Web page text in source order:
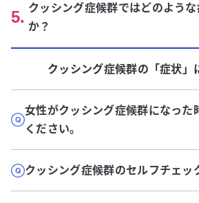
5. クッシング症候群ではどのよう
か？
クッシング症候群の「症状 」
女性がクッシング症候群になった
ください。
クッシング症候群のセルフチェッ